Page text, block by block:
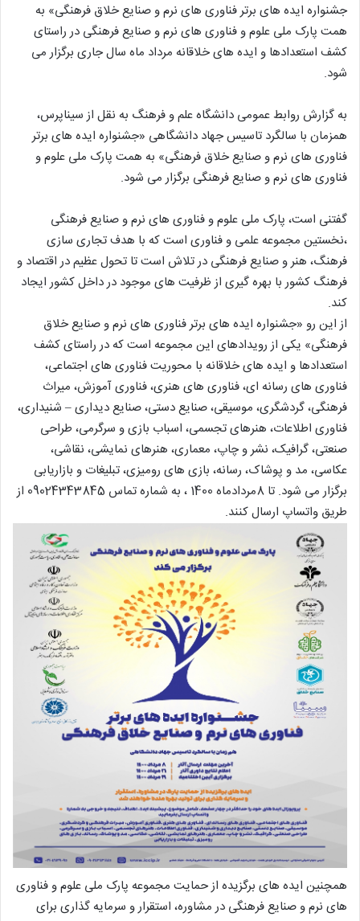
جشنواره ایده های برتر فناوری های نرم و صنایع خلاق فرهنگی» به
همت پارک ملی علوم و فناوری های نرم و صنایع فرهنگی در راستای
کشف استعدادها و ایده های خلاقانه مرداد ماه سال جاری برگزار می
شود.
به گزارش روابط عمومی دانشگاه علم و فرهنگ به نقل از سیناپرس،
همزمان با سالگرد تاسیس جهاد دانشگاهی «جشنواره ایده های برتر
فناوری های نرم و صنایع خلاق فرهنگی» به همت پارک ملی علوم و
فناوری های نرم و صنایع فرهنگی برگزار می شود.
گفتنی است، پارک ملی علوم و فناوری های نرم و صنایع فرهنگی
،نخستین مجموعه علمی و فناوری است که با هدف تجاری سازی
فرهنگ، هنر و صنایع فرهنگی در تلاش است تا تحول عظیم در اقتصاد و
فرهنگ کشور با بهره گیری از ظرفیت های موجود در داخل کشور ایجاد
کند.
از این رو «جشنواره ایده های برتر فناوری های نرم و صنایع خلاق
فرهنگی» یکی از رویدادهای این مجموعه است که در راستای کشف
استعدادها و ایده های خلاقانه با محوریت فناوری های اجتماعی،
فناوری های رسانه ای، فناوری های هنری، فناوری آموزش، میراث
فرهنگی، گردشگری، موسیقی، صنایع دستی، صنایع دیداری – شنیداری،
فناوری اطلاعات، هنرهای تجسمی، اسباب بازی و سرگرمی، طراحی
صنعتی، گرافیک، نشر و چاپ، معماری، هنرهای نمایشی، نقاشی،
عکاسی، مد و پوشاک، رسانه، بازی های رومیزی، تبلیغات و بازاریابی
برگزار می شود. تا 8مردادماه 1400 ، به شماره تماس 09024343845 از
طریق واتساپ ارسال کنند.
همچنین ایده های برگزیده از حمایت مجموعه پارک ملی علوم و فناوری
های نرم و صنایع فرهنگی در مشاوره، استقرار و سرمایه گذاری برای